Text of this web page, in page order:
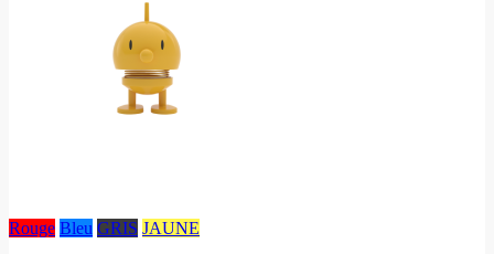
Rouge Bleu GRIS JAUNE